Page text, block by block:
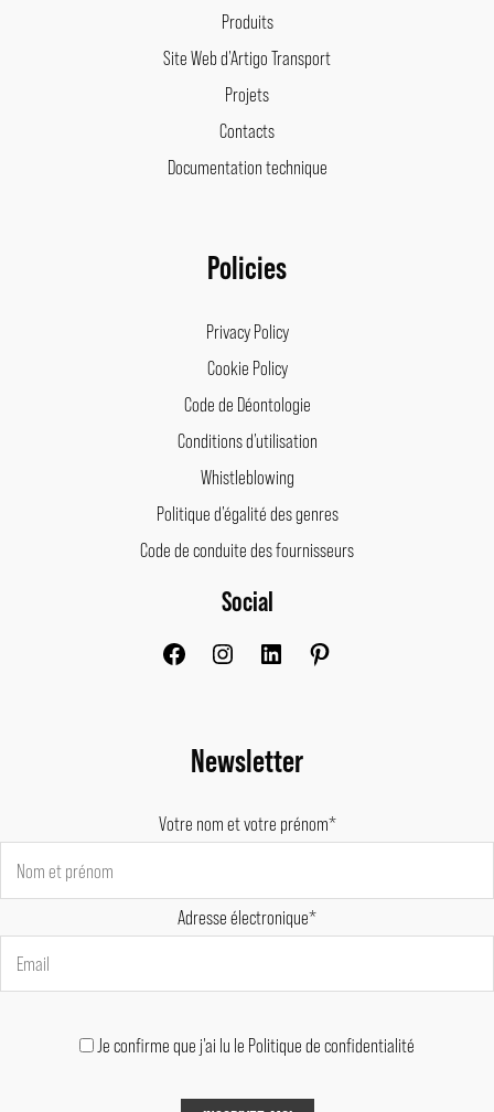
Produits
Site Web d’Artigo Transport
Projets
Contacts
Documentation technique
Policies
Privacy Policy
Cookie Policy
Code de Déontologie
Conditions d’utilisation
Whistleblowing
Politique d’égalité des genres
Code de conduite des fournisseurs
Social
FacebookInstagram
Newsletter
Votre nom et votre prénom*
Adresse électronique*
Je confirme que j'ai lu le Politique de confidentialité